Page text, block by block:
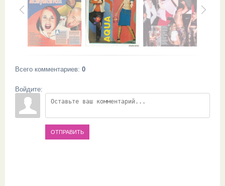
Всего комментариев: 0
Войдите:
ОТПРАВИТЬ